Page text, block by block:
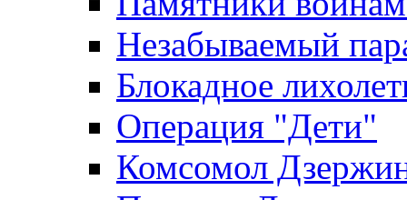
Незабываемый
Блокадное
Операция "Дети"
Комсомол